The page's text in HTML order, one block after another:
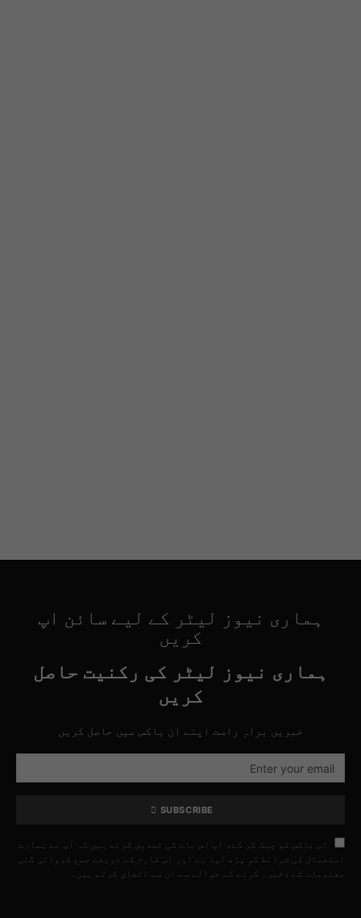
ہماری نیوز لیٹر کے لیے سائن اپ
کریں
ہماری نیوز لیٹر کی رکنیت حاصل
کریں
خبریں براہِ راست اپنے ان باکس میں حاصل کریں
SUBSCRIBE
اس باکس کو چیک کر کے، آپ اس بات کی تصدیق کرتے ہیں کہ آپ نے ہمارے
استعمال کی شرائط کو پڑھ لیا ہے اور اس فارم کے ذریعے جمع کروائی گئی
معلومات کے ذخیرہ کرنے کے حوالے سے ان سے اتفاق کرتے ہیں۔